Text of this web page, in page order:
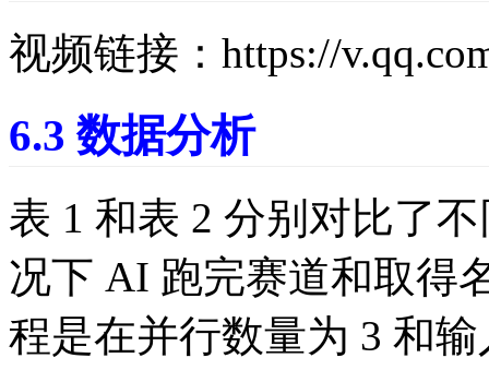
视频链接： https://
6.3 数据分析
表 1 和表 2 分别对比了
况下 AI 跑完赛道和取得
程是在并行数量为 3 和